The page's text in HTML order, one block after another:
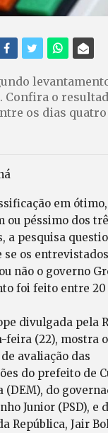
Confira o
os dias
em
ou péssimo dos
a pesquisa
os entrevistados
não o governo
foi feito entre 20
divulgada pela
feira (22), mostra
avaliação das
do prefeito de
(DEM), do
Junior (PSD), e
República, Jair